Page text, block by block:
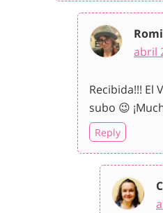
abril
Recibida!!! El
subo 😉
Reply